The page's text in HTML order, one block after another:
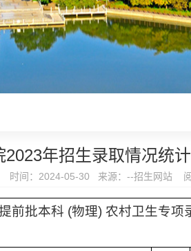
2023年招生录取情况统计
时间：2024-05-30 来源：--招生网站
前批本科 (物理) 农村卫生专项